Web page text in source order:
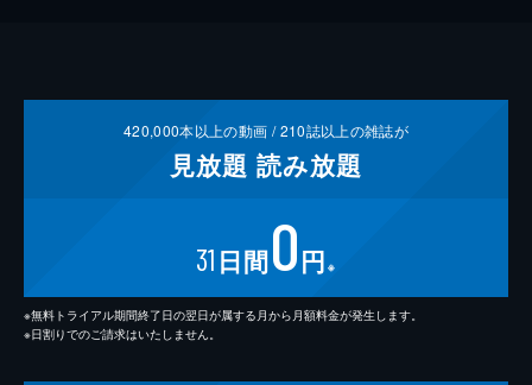
420,000本以上の動画 /210誌以上の雑誌が
見放題 読み放題
31 日間0円 ※
※無料トライアル期間終了日の翌日が属する月から月額料金が発生します。
※日割りでのご請求はいたしません。